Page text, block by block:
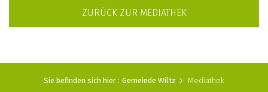
ZURÜCK ZUR MEDIATHEK
Sie befinden sich hier : Gemeinde Wiltz Mediathek